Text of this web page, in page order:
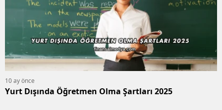
10 ay önce
Yurt Dışında Öğretmen Olma Şartları 2025